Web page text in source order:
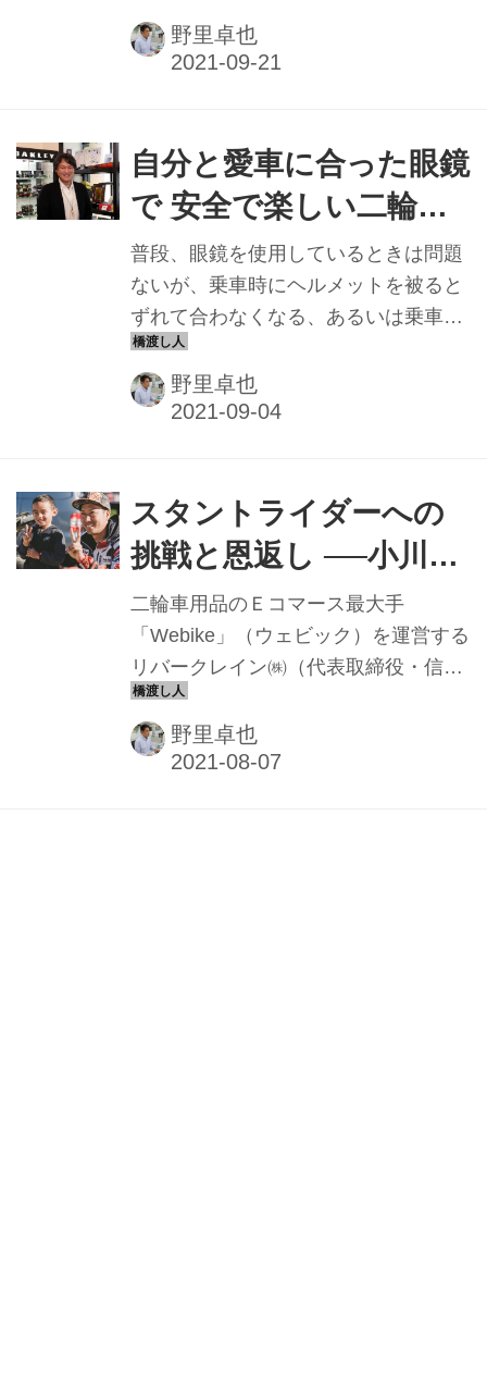
を受けているが、その一方でインター
ネットを使ったオンラインの二輪車用
「Webike」を運営するリバークレイン
（信濃孝喜社長）で、販売部門を統括
するマネージャーの楠山泰生取締役へ
詳しい話しを聞いた。
野里卓也
自分と愛車に合った眼鏡
で 安全で楽しい二輪車
ライフを
普段、眼鏡を使用しているときは問題
ないが、乗車時にヘルメットを被ると
ずれて合わなくなる、あるいは乗車姿
勢で視野が変わることに悩む人も多い
はず。今回はそんな悩みを解決してく
れる、二輪愛好家へ向けた眼鏡を製作
てみた。※2021年5月取材時
野里卓也
スタントライダーへの
挑戦と恩返し ──小川裕
之氏インタビュー【後
編】──
二輪車用品のＥコマース最大手
「Webike」（ウェビック）を運営する
リバークレイン㈱（代表取締役・信濃
孝喜社長）でメディア事業部に所属す
る小川裕之さん。前回はスタントライ
ダーを目指したきっかけや、世界各国
野里卓也